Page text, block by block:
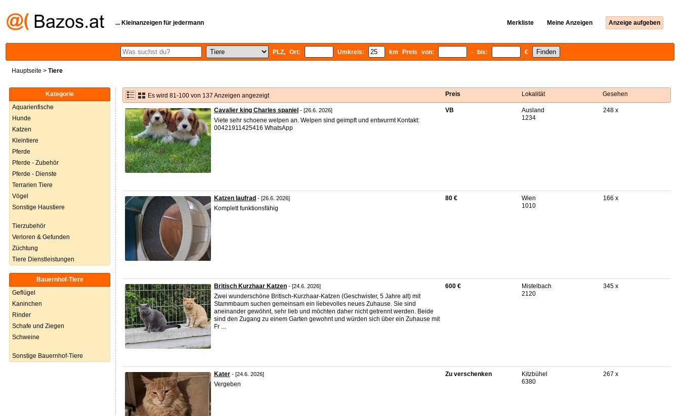
... Kleinanzeigen für jedermann Merkliste Meine Anzeigen Anzeige aufgeben
PLZ, Ort: Umkreis: km Preis von: - bis: €
Hauptseite > Tiere
Kategorie
Aquarienfische
Hunde
Katzen
Kleintiere
Pferde
Pferde - Zubehör
Pferde - Dienste
Terrarien Tiere
Vögel
Sonstige Haustiere
Tierzubehör
Verloren & Gefunden
Züchtung
Tiere Dienstleistungen
Bauernhof-Tiere
Geflügel
Kaninchen
Rinder
Schafe und Ziegen
Schweine
Sonstige Bauernhof-Tiere
Es wird 81-100 von 137 Anzeigen angezeigt Preis Lokalität Gesehen
Cavalier king Charles spaniel - [26.6. 2026]
Viete sehr schoene welpen an. Welpen sind geimpft und entwurmt Kontakt:
00421911425416 WhatsApp
VB
Ausland
1234
248 x
Katzen laufrad - [26.6. 2026]
Komplett funktionsfähig
80 €
Wien
1010
166 x
Britisch Kurzhaar Katzen - [24.6. 2026]
Zwei wunderschöne Britisch-Kurzhaar-Katzen (Geschwister, 5 Jahre alt) mit
Stammbaum suchen gemeinsam ein liebevolles neues Zuhause. Sie sind
aneinander gewöhnt, sehr lieb und möchten daher nicht getrennt werden. Beide
sind den Zugang zu einem Garten gewohnt und würden sich über ein Zuhause mit
Fr ...
600 €
Mistelbach
2120
345 x
Kater - [24.6. 2026]
Vergeben
Zu verschenken
Kitzbühel
6380
267 x